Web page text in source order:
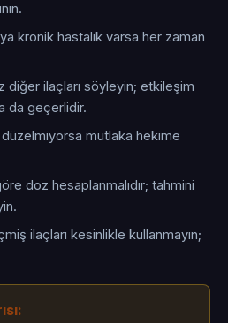
kronik hastalık varsa her zaman
diğer ilaçları söyleyin; etkileşim
da geçerlidir.
mutlaka hekime
doz hesaplanmalıdır; tahmini
ilaçları kesinlikle kullanmayın;